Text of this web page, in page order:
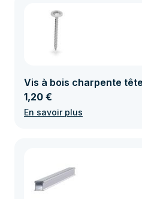
Vis à bois charpente
1,20 €
En savoir plus